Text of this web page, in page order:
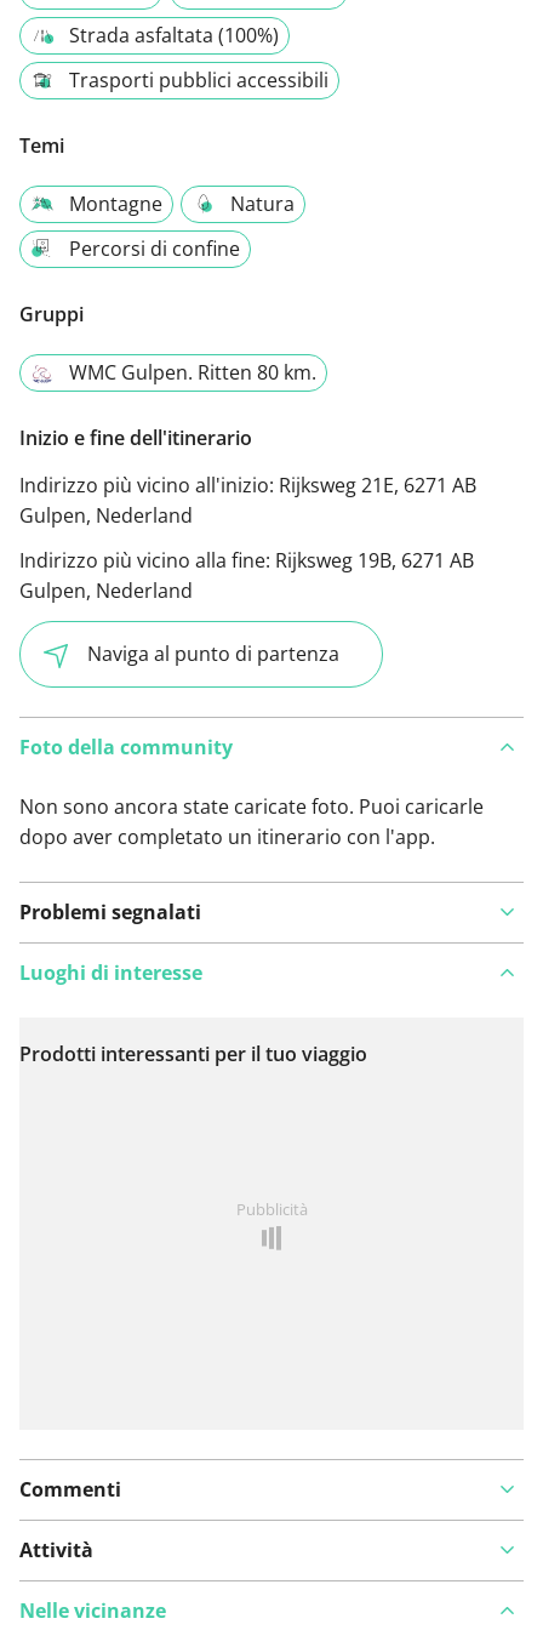
Strada asfaltata (100%)
Trasporti pubblici accessibili
Temi
Montagne
Natura
Percorsi di confine
Gruppi
WMC Gulpen. Ritten 80 km.
Inizio e fine dell'itinerario
Indirizzo più vicino all'inizio: Rijksweg 21E, 6271 AB
Gulpen, Nederland
Indirizzo più vicino alla fine: Rijksweg 19B, 6271 AB
Gulpen, Nederland
Naviga al punto di partenza
Foto della community
Non sono ancora state caricate foto. Puoi caricarle
dopo aver completato un itinerario con l'app.
Problemi segnalati
Visualizza sulla mappa
Luoghi di interesse
Prodotti interessanti per il tuo viaggio
Pubblicità
Commenti
Attività
Nelle vicinanze